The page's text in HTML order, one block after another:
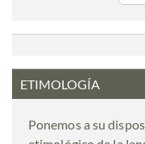
ETIMOLOGÍA
Ponemos a su